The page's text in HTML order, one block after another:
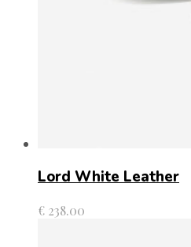
Lord White Leather
€ 238.00